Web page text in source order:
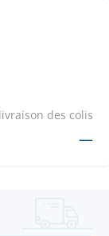
des colis
—